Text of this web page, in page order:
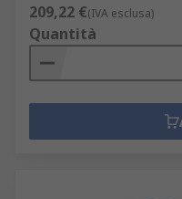
209,22 €(IVA esclusa)
Quantità